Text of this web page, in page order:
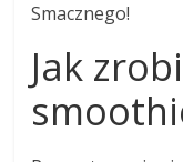
Smacznego!
Jak